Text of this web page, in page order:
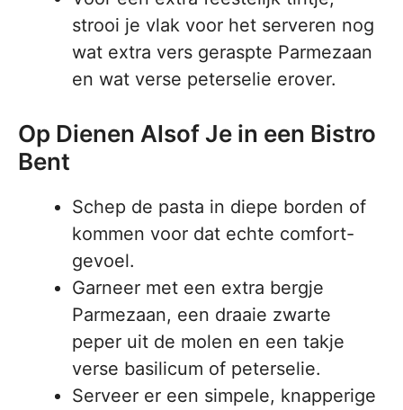
strooi je vlak voor het serveren nog
wat extra vers geraspte Parmezaan
en wat verse peterselie erover.
Op Dienen Alsof Je in een Bistro
Bent
Schep de pasta in diepe borden of
kommen voor dat echte comfort-
gevoel.
Garneer met een extra bergje
Parmezaan, een draaie zwarte
peper uit de molen en een takje
verse basilicum of peterselie.
Serveer er een simpele, knapperige